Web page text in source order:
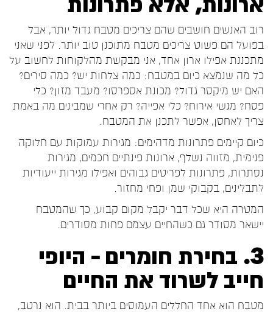
רוב האנשים חושבים שהם צריכים מטבח גדול יותר, אבל
בפועל הם פשוט צריכים מטבח מתוכנן טוב יותר. לפני שאני
מתכננת אפילו ארון אחד, אני מבקשת מהלקוחות לחשוב על
כל מה שנמצא כיום במטבח: כמה צלחות יש? כמה סירים?
האם יש מיקסר גדול? מכונת אספרסו? מעבד מזון? כלי
פסח? מגשי אירוח? כלי אפייה? רק אחרי שמבינים מה באמת
צריך לאחסן, אפשר לתכנן את המטבח.
כיום קיימים פתרונות מדהימים: מגירות עמוקות עם חלוקה
פנימית, מזווה נשלף, ארונות פינתיים חכמים, מגירות
נסתרות, פתרונות לפריטים גבוהים ואפילו מגירות ייעודיות
לתבלינים, בקבוקי שמן ופחי מחזור.
המטרה היא שכל דבר יקבל מקום קבוע, כך שהמטבח
יישאר מסודר גם כשהחיים עצמם פחות מסודרים.
3. בחירת חומרים – היופי
חייב לשרוד את החיים
מטבח הוא אחד החללים העמוסים ביותר בבית. הוא נרטב,